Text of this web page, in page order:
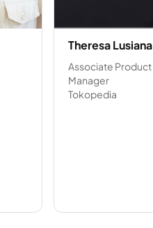
Theresa Lusiana
Associate Product
Manager
Tokopedia